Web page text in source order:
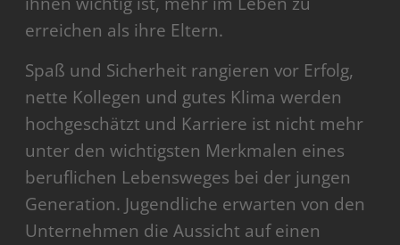
erreichen als ihre Eltern.
Spaß und Sicherheit rangieren vor Erfolg,
nette Kollegen und gutes Klima werden
hochgeschätzt und Karriere ist nicht mehr
unter den wichtigsten Merkmalen eines
beruflichen Lebensweges bei der jungen
Generation. Jugendliche erwarten von den
Unternehmen die Aussicht auf einen